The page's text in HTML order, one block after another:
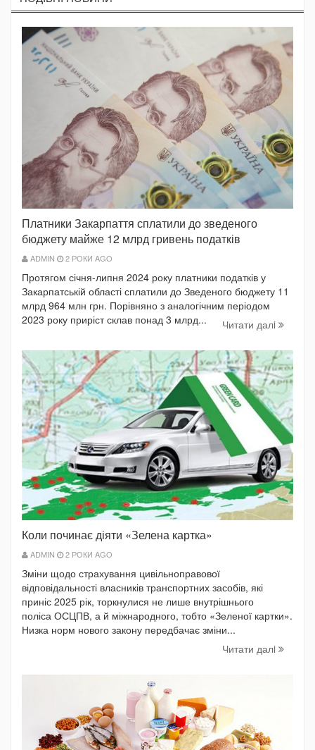
Платники Закарпаття сплатили до зведеного
бюджету майже 12 млрд гривень податків
ADMIN 2 РОКИ AGO
Протягом січня-липня 2024 року платники податків у
Закарпатській області сплатили до Зведеного бюджету 11
млрд 964 млн грн. Порівняно з аналогічним періодом
2023 року приріст склав понад 3 млрд...
Читати далi
Коли починає діяти «Зелена картка»
ADMIN 2 РОКИ AGO
Зміни щодо страхування цивільноправової
відповідальності власників транспортних засобів, які
приніс 2025 рік, торкнулися не лише внутрішнього
поліса ОСЦПВ, а й міжнародного, тобто «Зеленої картки».
Низка норм нового закону передбачає зміни...
Читати далi